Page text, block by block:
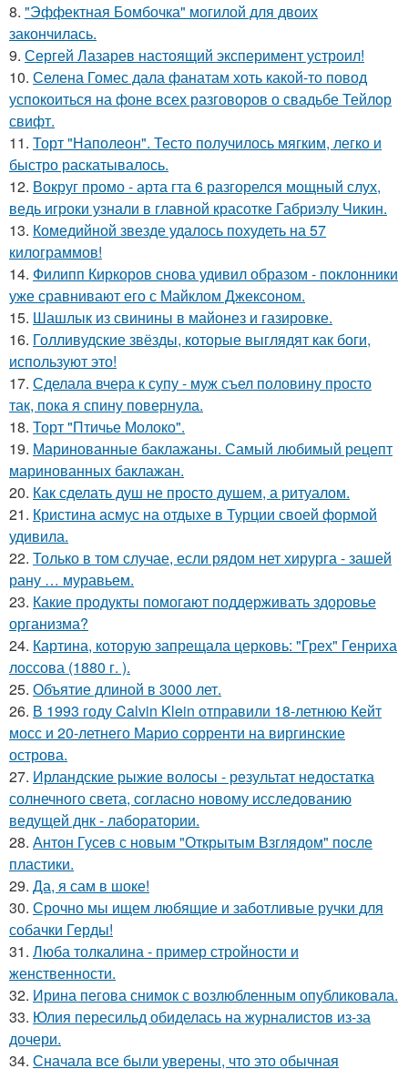
8. "Эффектная Бомбочка" могилой для двоих
закончилась.
9. Сергей Лазарев настоящий эксперимент устроил!
10. Селена Гомес дала фанатам хоть какой-то повод
успокоиться на фоне всех разговоров о свадьбе Тейлор
свифт.
11. Торт "Наполеон". Тесто получилось мягким, легко и
быстро раскатывалось.
12. Вокруг промо - арта гта 6 разгорелся мощный слух,
ведь игроки узнали в главной красотке Габриэлу Чикин.
13. Комедийной звезде удалось похудеть на 57
килограммов!
14. Филипп Киркоров снова удивил образом - поклонники
уже сравнивают его с Майклом Джексоном.
15. Шашлык из свинины в майонез и газировке.
16. Голливудские звёзды, которые выглядят как боги,
используют это!
17. Сделала вчера к супу - муж съел половину просто
так, пока я спину повернула.
18. Торт "Птичье Молоко".
19. Маринованные баклажаны. Самый любимый рецепт
маринованных баклажан.
20. Как сделать душ не просто душем, а ритуалом.
21. Кристина асмус на отдыхе в Турции своей формой
удивила.
22. Только в том случае, если рядом нет хирурга - зашей
рану … муравьем.
23. Какие продукты помогают поддерживать здоровье
организма?
24. Картина, которую запрещала церковь: "Грех" Генриха
лоссова (1880 г. ).
25. Объятие длиной в 3000 лет.
26. В 1993 году Calvin Klein отправили 18-летнюю Кейт
мосс и 20-летнего Марио сорренти на виргинские
острова.
27. Ирландские рыжие волосы - результат недостатка
солнечного света, согласно новому исследованию
ведущей днк - лаборатории.
28. Антон Гусев с новым "Открытым Взглядом" после
пластики.
29. Да, я сам в шоке!
30. Срочно мы ищем любящие и заботливые ручки для
собачки Герды!
31. Люба толкалина - пример стройности и
женственности.
32. Ирина пегова снимок с возлюбленным опубликовала.
33. Юлия пересильд обиделась на журналистов из-за
дочери.
34. Сначала все были уверены, что это обычная